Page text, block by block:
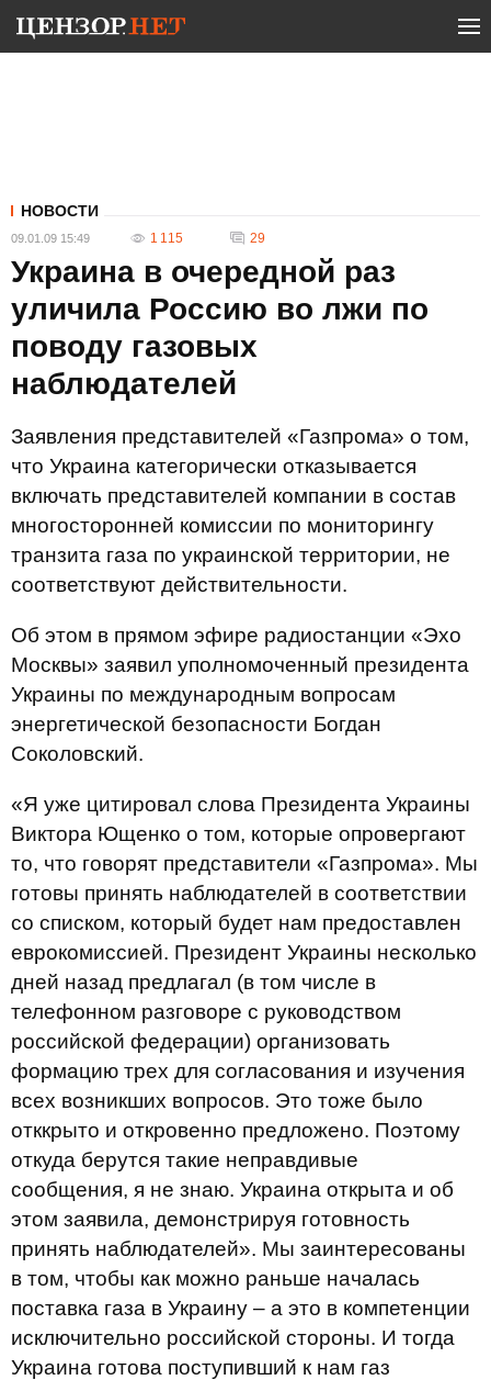
НОВОСТИ
09.01.09 15:49 1 115 29
Украина в очередной раз
уличила Россию во лжи по
поводу газовых
наблюдателей
Заявления представителей «Газпрома» о том,
что Украина категорически отказывается
включать представителей компании в состав
многосторонней комиссии по мониторингу
транзита газа по украинской территории, не
соответствуют действительности.
Об этом в прямом эфире радиостанции «Эхо
Москвы» заявил уполномоченный президента
Украины по международным вопросам
энергетической безопасности Богдан
Соколовский.
«Я уже цитировал слова Президента Украины
Виктора Ющенко о том, которые опровергают
то, что говорят представители «Газпрома». Мы
готовы принять наблюдателей в соответствии
со списком, который будет нам предоставлен
еврокомиссией. Президент Украины несколько
дней назад предлагал (в том числе в
телефонном разговоре с руководством
российской федерации) организовать
формацию трех для согласования и изучения
всех возникших вопросов. Это тоже было
отккрыто и откровенно предложено. Поэтому
откуда берутся такие неправдивые
сообщения, я не знаю. Украина открыта и об
этом заявила, демонстрируя готовность
принять наблюдателей». Мы заинтересованы
в том, чтобы как можно раньше началась
поставка газа в Украину – а это в компетенции
исключительно российской стороны. И тогда
Украина готова поступивший к нам газ